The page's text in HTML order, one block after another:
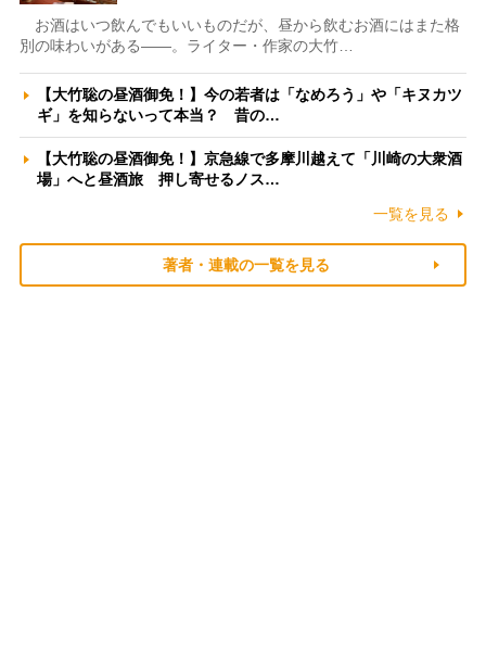
お酒はいつ飲んでもいいものだが、昼から飲むお酒にはまた格
別の味わいがある――。ライター・作家の大竹…
【大竹聡の昼酒御免！】今の若者は「なめろう」や「キヌカツ
ギ」を知らないって本当？ 昔の…
【大竹聡の昼酒御免！】京急線で多摩川越えて「川崎の大衆酒
場」へと昼酒旅 押し寄せるノス…
一覧を見る
著者・連載の一覧を見る